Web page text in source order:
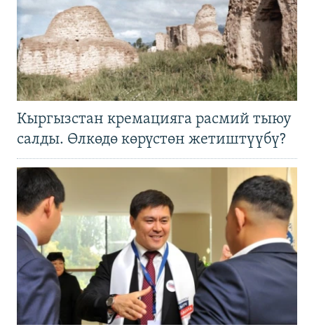
Кыргызстан кремацияга расмий тыюу
салды. Өлкөдө көрүстөн жетиштүүбү?